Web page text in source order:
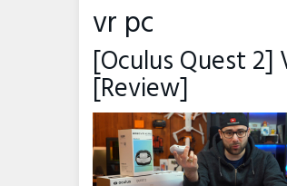
vr pc
[Oculus Quest 2]
[Review]